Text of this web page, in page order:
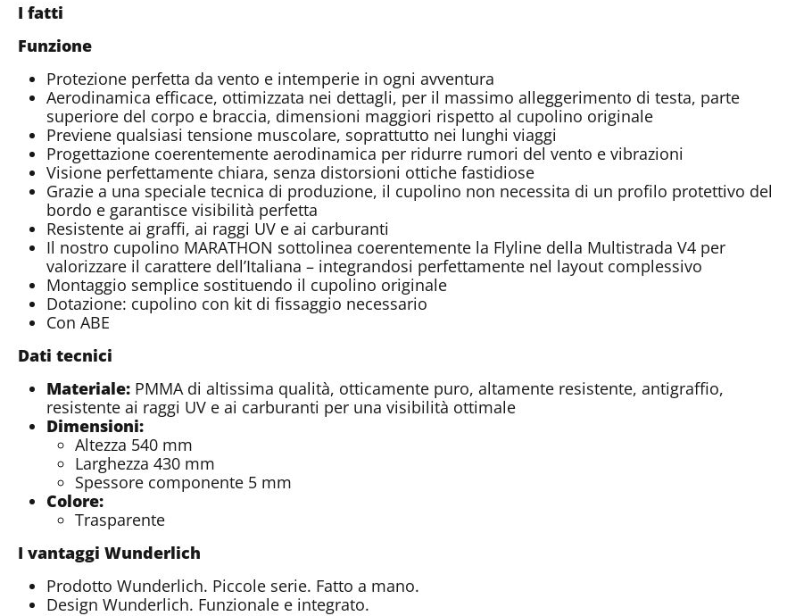
I fatti
Funzione
Protezione perfetta da vento e intemperie in ogni avventura
Aerodinamica efficace, ottimizzata nei dettagli, per il massimo alleggerimento di testa, parte
superiore del corpo e braccia, dimensioni maggiori rispetto al cupolino originale
Previene qualsiasi tensione muscolare, soprattutto nei lunghi viaggi
Progettazione coerentemente aerodinamica per ridurre rumori del vento e vibrazioni
Visione perfettamente chiara, senza distorsioni ottiche fastidiose
Grazie a una speciale tecnica di produzione, il cupolino non necessita di un profilo protettivo del
bordo e garantisce visibilità perfetta
Resistente ai graffi, ai raggi UV e ai carburanti
Il nostro cupolino MARATHON sottolinea coerentemente la Flyline della Multistrada V4 per
valorizzare il carattere dell’Italiana – integrandosi perfettamente nel layout complessivo
Montaggio semplice sostituendo il cupolino originale
Dotazione: cupolino con kit di fissaggio necessario
Con ABE
Dati tecnici
Materiale: PMMA di altissima qualità, otticamente puro, altamente resistente, antigraffio,
resistente ai raggi UV e ai carburanti per una visibilità ottimale
Dimensioni:
Altezza 540 mm
Larghezza 430 mm
Spessore componente 5 mm
Colore:
Trasparente
I vantaggi Wunderlich
Prodotto Wunderlich. Piccole serie. Fatto a mano.
Design Wunderlich. Funzionale e integrato.